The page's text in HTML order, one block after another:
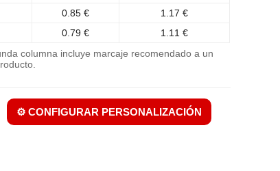
0.85 €
1.17 €
0.79 € 1.11 €
columna incluye marcaje recomendado a un
⚙️ CONFIGURAR PERSONALIZACIÓN